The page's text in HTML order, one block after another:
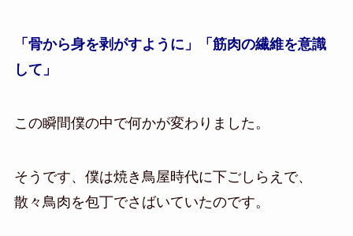
「骨から身を剥がすように」「筋肉の繊維を意識
して」
この瞬間僕の中で何かが変わりました。
そうです、僕は焼き鳥屋時代に下ごしらえで、
散々鳥肉を包丁でさばいていたのです。